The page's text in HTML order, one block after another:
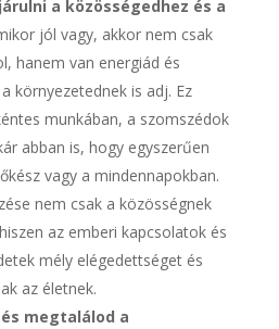
a közösségedhez és a
jól vagy, akkor nem csak
hanem van energiád és
környezetednek is adj. Ez
munkában, a szomszédok
abban is, hogy egyszerűen
vagy a mindennapokban.
nem csak a közösségnek
az emberi kapcsolatok és
mély elégedettséget és
az életnek.
megtalálod a